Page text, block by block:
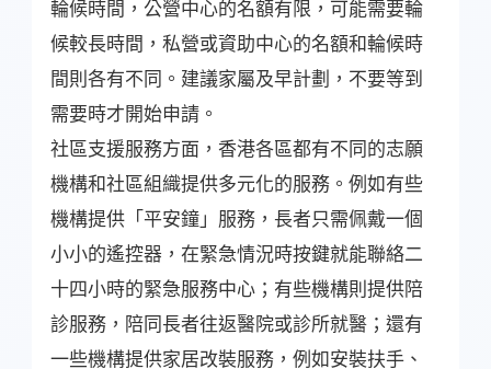
輪候時間，公營中心的名額有限，可能需要輪
候較長時間，私營或資助中心的名額和輪候時
間則各有不同。建議家屬及早計劃，不要等到
需要時才開始申請。
社區支援服務方面，香港各區都有不同的志願
機構和社區組織提供多元化的服務。例如有些
機構提供「平安鐘」服務，長者只需佩戴一個
小小的遙控器，在緊急情況時按鍵就能聯絡二
十四小時的緊急服務中心；有些機構則提供陪
診服務，陪同長者往返醫院或診所就醫；還有
一些機構提供家居改裝服務，例如安裝扶手、